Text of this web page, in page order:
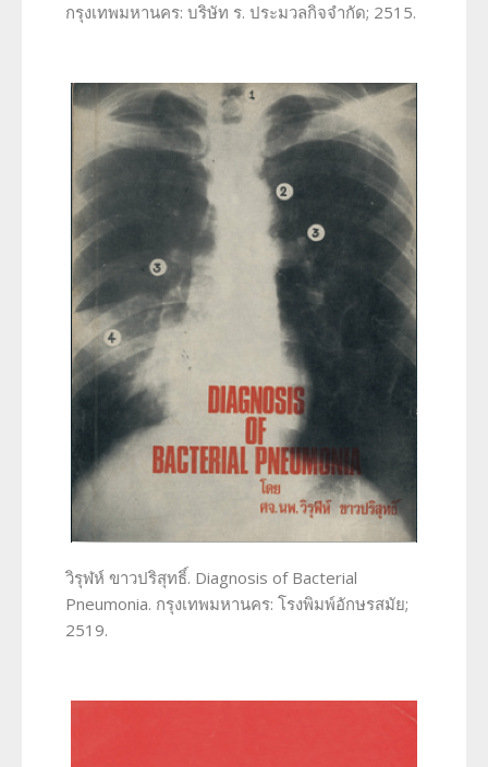
กรุงเทพมหานคร: บริษัท ร. ประมวลกิจจำกัด; 2515.
วิรุฬห์ ขาวปริสุทธิ์. Diagnosis of Bacterial
Pneumonia. กรุงเทพมหานคร: โรงพิมพ์อักษรสมัย;
2519.